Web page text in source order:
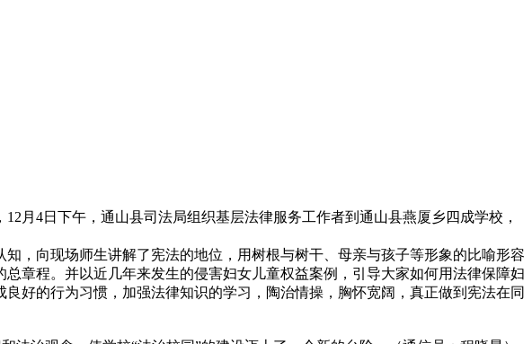
4日下午，通山县司法局组织基层法律服务工作者到通山县燕厦乡四成学校，
向现场师生讲解了宪法的地位，用树根与树干、母亲与孩子等形象的比喻形容
章程。并以近几年来发生的侵害妇女儿童权益案例，引导大家如何用法律保障妇
好的行为习惯，加强法律知识的学习，陶治情操，胸怀宽阔，真正做到宪法在同